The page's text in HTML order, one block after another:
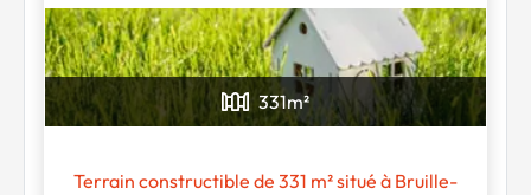
331m²
Terrain constructible de 331 m² situé à Bruille-